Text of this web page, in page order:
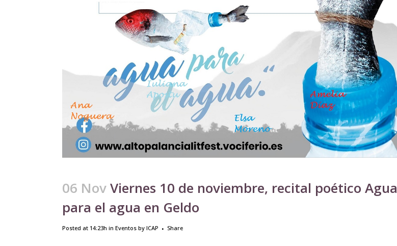
06 NovViernes 10 de noviembre, recital poético Agua
para el agua en Geldo
Posted at 14:23h in Eventos by ICAP Share